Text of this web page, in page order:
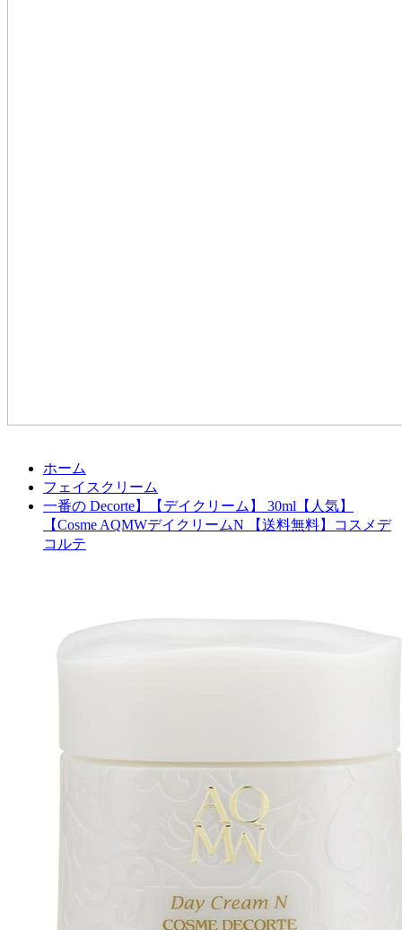
ホーム
フェイスクリーム
一番の Decorte】【デイクリーム】 30ml【人気】
【Cosme AQMWデイクリームN 【送料無料】コスメデ
コルテ